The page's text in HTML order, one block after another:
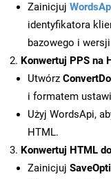
Zainicjuj
identyfikatora
bazowego i
Konwertuj PPS na
Utwórz
i formatem
Użyj WordsApi,
HTML.
Konwertuj HTML
Zainicjuj